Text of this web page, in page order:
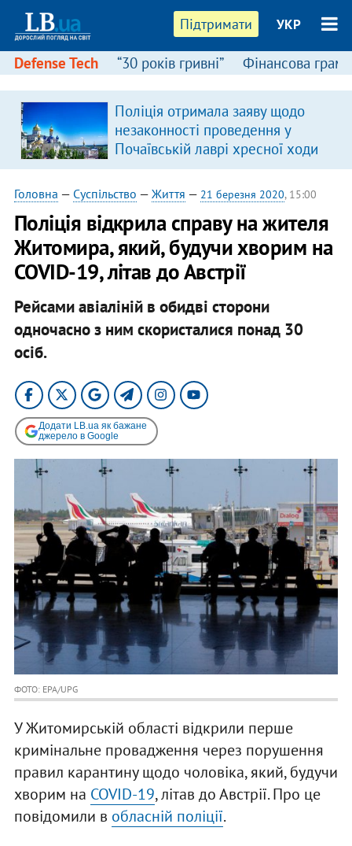
Підтримати УКР
Defense Tech “30 років гривні” Фінансова
Поліція отримала заяву щодо
незаконності проведення у
Почаївській лаврі хресної ходи
Головна — Суспільство — Життя — 21 березня 2020, 15:00
Поліція відкрила справу на жителя
Житомира, який, будучи хворим на
COVID-19, літав до Австрії
Рейсами авіаліній в обидві сторони
одночасно з ним скористалися понад 30
осіб.
Додати LB.ua як бажане
джерело в Google
ФОТО: EPA/UPG
У Житомирській області відкрили перше
кримінальне провадження через порушення
правил карантину щодо чоловіка, який, будучи
хворим на COVID-19, літав до Австрії. Про це
повідомили в обласній поліції.